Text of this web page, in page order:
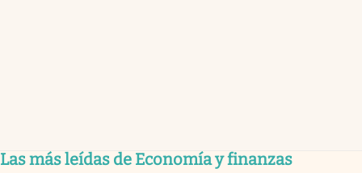
Las más leídas de Economía y finanzas